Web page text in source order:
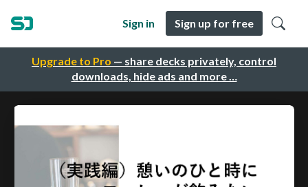
Upgrade to Pro — share decks privately, control
downloads, hide ads and more …
Sign in Sign up for free